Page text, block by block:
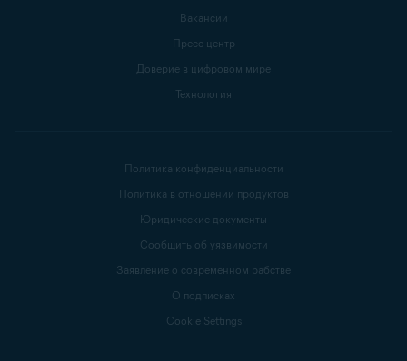
Вакансии
Пресс-центр
Доверие в цифровом мире
Технология
Политика конфиденциальности
Политика в отношении продуктов
Юридические документы
Сообщить об уязвимости
Заявление о современном рабстве
О подписках
Cookie Settings